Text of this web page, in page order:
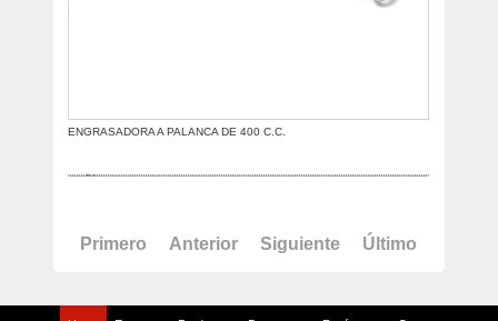
ENGRASADORA A PALANCA DE 400 C.C.
Primero Anterior Siguiente Último